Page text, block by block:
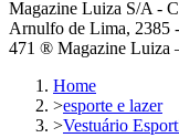
Magazine Luiza S/A -
Arnulfo de Lima, 2385
471 ® Magazine Luiza
Home
>esporte e lazer
>Vestuário